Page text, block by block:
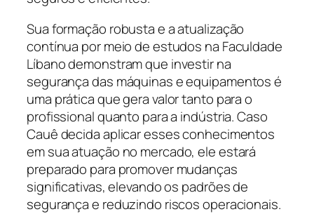
Sua formação robusta e a atualização
contínua por meio de estudos na Faculdade
Líbano demonstram que investir na
segurança das máquinas e equipamentos é
uma prática que gera valor tanto para o
profissional quanto para a indústria. Caso
Cauê decida aplicar esses conhecimentos
em sua atuação no mercado, ele estará
preparado para promover mudanças
significativas, elevando os padrões de
segurança e reduzindo riscos operacionais.